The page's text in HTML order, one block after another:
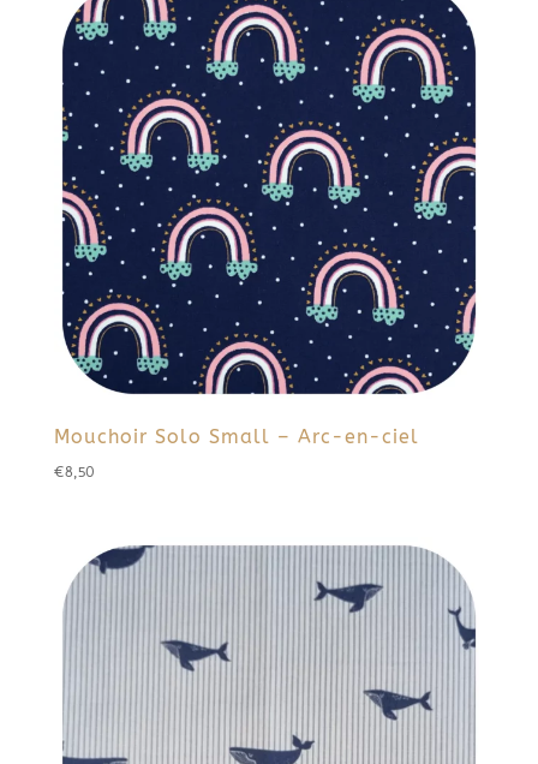
Mouchoir Solo Small – Arc-en-ciel
€8,50